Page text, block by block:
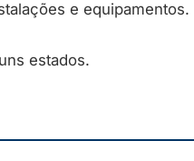
e equipamentos.
estados.